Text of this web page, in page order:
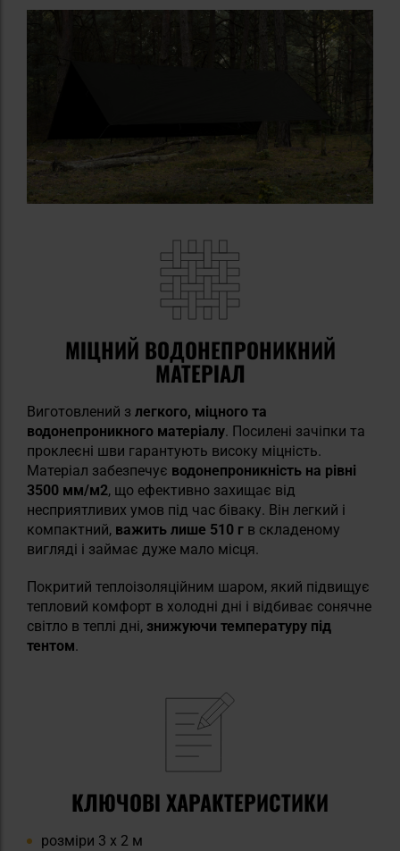
МІЦНИЙ ВОДОНЕПРОНИКНИЙ
МАТЕРІАЛ
Виготовлений з легкого, міцного та
водонепроникного матеріалу. Посилені зачіпки та
проклеєні шви гарантують високу міцність.
Матеріал забезпечує водонепроникність на рівні
3500 мм/м2, що ефективно захищає від
несприятливих умов під час біваку. Він легкий і
компактний, важить лише 510 г в складеному
вигляді і займає дуже мало місця.
Покритий теплоізоляційним шаром, який підвищує
тепловий комфорт в холодні дні і відбиває сонячне
світло в теплі дні, знижуючи температуру під
тентом.
КЛЮЧОВІ ХАРАКТЕРИСТИКИ
розміри 3 х 2 м